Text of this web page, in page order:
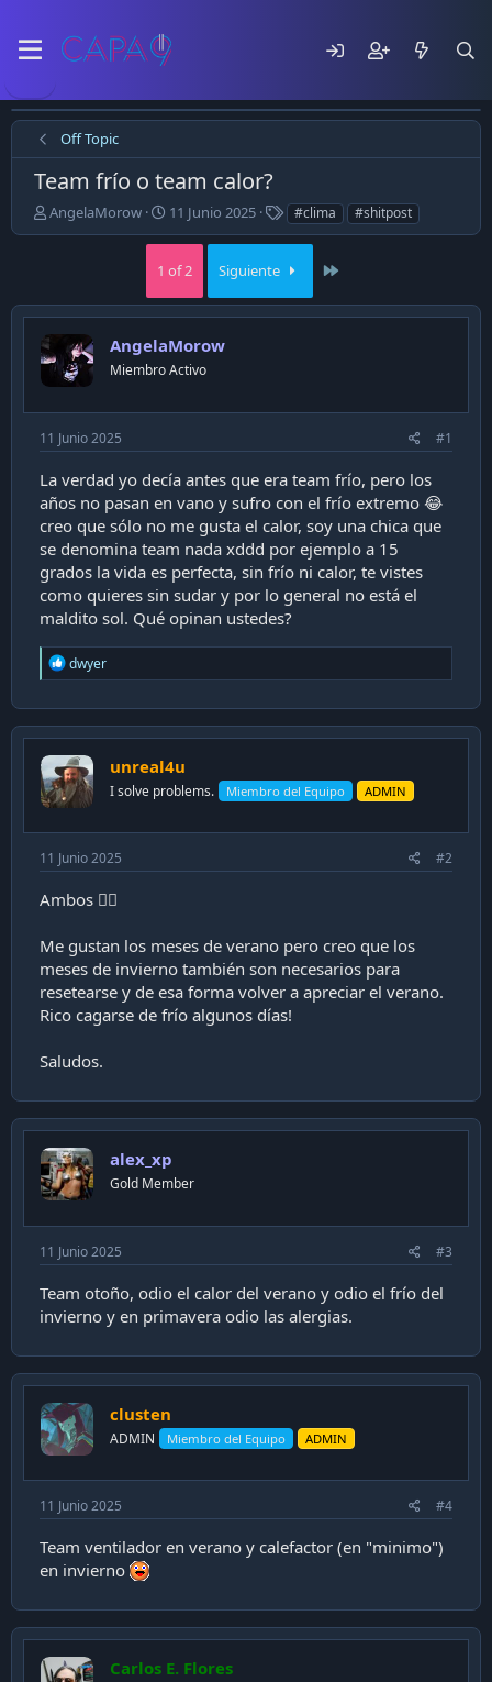
Off Topic
Team frío o team calor?
E
m
ó
e
l
t
e
m
a
AngelaMorow
F
e
c
h
d
p
u
l
c
a
c
i
ó
n
11 Junio 2025
T
a
g
s
#clima #shitpost
1 of 2 Siguiente
AngelaMorow
Miembro Activo
11 Junio 2025 #1
La verdad yo decía antes que era team frío, pero los
años no pasan en vano y sufro con el frío extremo 😂
creo que sólo no me gusta el calor, soy una chica que
se denomina team nada xddd por ejemplo a 15
grados la vida es perfecta, sin frío ni calor, te vistes
como quieres sin sudar y por lo general no está el
maldito sol. Qué opinan ustedes?
R
e
c
t
o
n
s
dwyer
unreal4u
I solve problems. Miembro del Equipo ADMIN
11 Junio 2025 #2
Ambos 🤷‍♂️
Me gustan los meses de verano pero creo que los
meses de invierno también son necesarios para
resetearse y de esa forma volver a apreciar el verano.
Rico cagarse de frío algunos días!
Saludos.
alex_xp
Gold Member
11 Junio 2025 #3
Team otoño, odio el calor del verano y odio el frío del
invierno y en primavera odio las alergias.
clusten
ADMIN Miembro del Equipo ADMIN
11 Junio 2025 #4
Team ventilador en verano y calefactor (en "minimo")
en invierno
Carlos E. Flores